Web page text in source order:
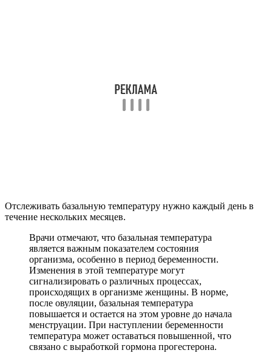
Отслеживать базальную температуру нужно каждый день в
течение нескольких месяцев.
Врачи отмечают, что базальная температура
является важным показателем состояния
организма, особенно в период беременности.
Изменения в этой температуре могут
сигнализировать о различных процессах,
происходящих в организме женщины. В норме,
после овуляции, базальная температура
повышается и остается на этом уровне до начала
менструации. При наступлении беременности
температура может оставаться повышенной, что
связано с выработкой гормона прогестерона.